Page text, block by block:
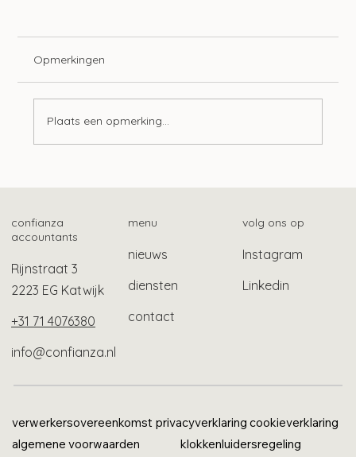
Opmerkingen
Plaats een opmerking...
confianza
accountants
Rijnstraat 3
2223 EG Katwijk
+31 71 4076380
info@confianza.nl
menu
nieuws
diensten
contact
volg ons op
Instagram
Linkedin
verwerkersovereenkomst privacyverklaring cookieverklaring
algemene voorwaarden
klokkenluidersregeling